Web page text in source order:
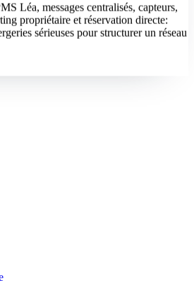
Léa, messages centralisés, capteurs,
propriétaire et réservation directe:
sérieuses pour structurer un réseau